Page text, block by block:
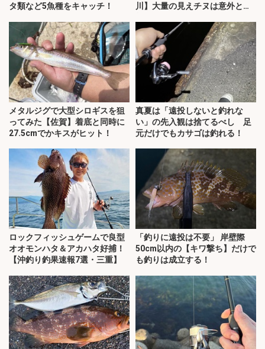
タ類など5魚種をキャッチ！
川】大量の見えチヌは意外と難
メタルジグで大型シロギスを狙
ってみた【佐賀】着底と同時に
27.5cmでかキスがヒット！
真夏は「遠投しないと釣れな
い」の先入観は捨てるべし 足
元だけでもカサゴは釣れる！
ロックフィッシュゲームで良型
オオモンハタ＆アカハタ好捕！
【沖釣り釣果速報7選・三重】
「釣りに遠投は不要」 岸壁際
50cm以内の【キワ撃ち】だけで
も釣りは成立する！